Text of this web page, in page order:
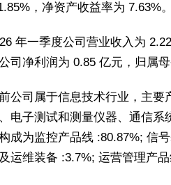
，净资产收益率为 7.63%。
年一季度公司营业收入为
司净利润为 0.85 亿元，归属
公司属于信息技术行业，主
电子测试和测量仪器、通信系
成为监控产品线 :80.87%; 信
运维装备 :3.7%; 运营管理产